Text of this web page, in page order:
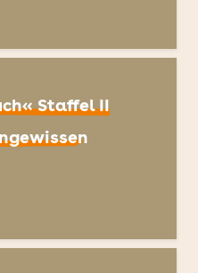
Staffel II